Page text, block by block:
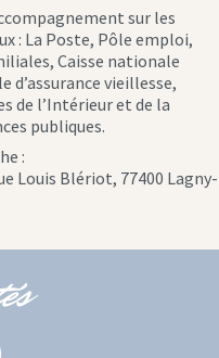
sur les
: La Poste, Pôle emploi,
Caisse nationale
d’assurance vieillesse,
de l’Intérieur et de la
publiques.
:
Louis Blériot, 77400 Lagny-